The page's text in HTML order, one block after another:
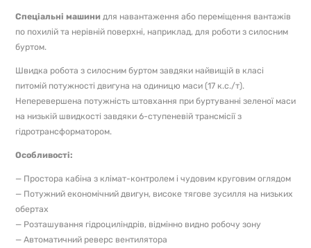
Спеціальні машинидля навантаження або переміщення вантажів
по похилій та нерівній поверхні, наприклад, для роботи з силосним
буртом.
Швидка робота з силосним буртом завдяки найвищій в класі
питомій потужності двигуна на одиницю маси (17 к.с./т).
Неперевершена потужність штовхання при буртуванні зеленої маси
на низькій швидкості завдяки 6-ступеневій трансмісії з
гідротрансформатором.
Особливості:
— Простора кабіна з клімат-контролем і чудовим круговим оглядом
— Потужний економічний двигун, високе тягове зусилля на низьких
обертах
— Розташування гідроциліндрів, відмінно видно робочу зону
— Автоматичний реверс вентилятора